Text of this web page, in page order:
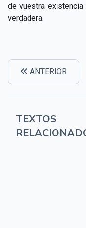
de vuestra existencia
verdadera.
ANTERIOR
TEXTOS